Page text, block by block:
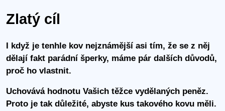
Zlatý cíl
I když je tenhle kov nejznámější asi tím, že se z něj
dělají fakt parádní šperky, máme pár dalších důvodů,
proč ho vlastnit.
Uchovává hodnotu Vašich těžce vydělaných peněz.
Proto je tak důležité, abyste kus takového kovu měli.